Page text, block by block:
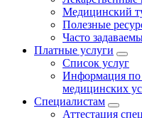
Медицинский
Полезные
Часто
Платные услуги
Список услуг
Информация по
медицинских
Специалистам
Аттестация